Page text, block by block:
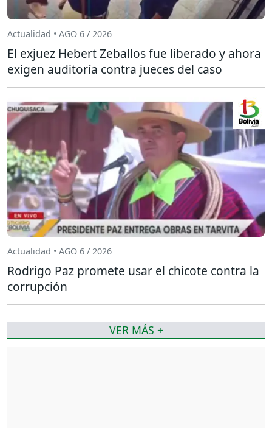
Actualidad • AGO 6 / 2026
El exjuez Hebert Zeballos fue liberado y ahora
exigen auditoría contra jueces del caso
Actualidad • AGO 6 / 2026
Rodrigo Paz promete usar el chicote contra la
corrupción
VER MÁS +